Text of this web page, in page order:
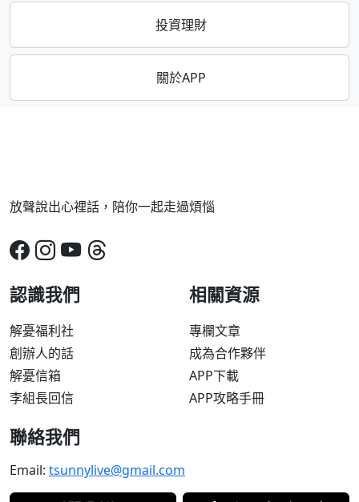
投資理財
關於APP
放聲說出心裡話，陪你一起走過煩惱
認識我們
解憂福利社
創辦人的話
解憂信箱
李組長回信
相關資源
專欄文章
成為合作夥伴
APP下載
APP攻略手冊
聯絡我們
Email: tsunnylive@gmail.com